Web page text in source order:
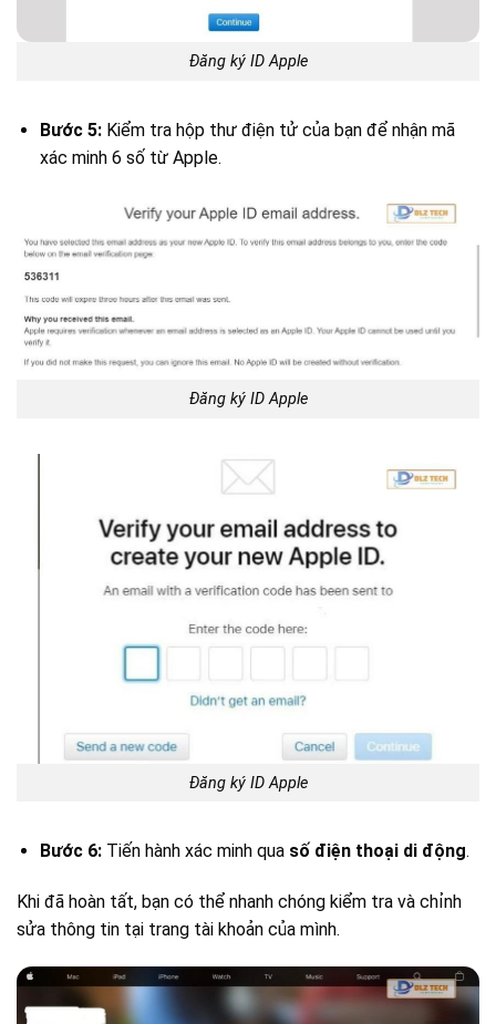
Đăng ký ID Apple
Bước 5:Kiểm tra hộp thư điện tử của bạn để nhận mã
xác minh 6 số từ Apple.
Đăng ký ID Apple
Đăng ký ID Apple
Bước 6:Tiến hành xác minh qua số điện thoại di động.
Khi đã hoàn tất, bạn có thể nhanh chóng kiểm tra và chỉnh
sửa thông tin tại trang tài khoản của mình.